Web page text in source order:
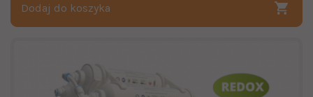
Dodaj do koszyka